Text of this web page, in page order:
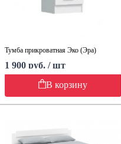
Тумба прикроватная Эко (Эра)
1 900 руб. / шт
В корзину